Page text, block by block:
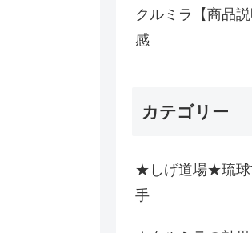
クルミラ【商品
感
カテゴリー
★しげ道場★琉
手